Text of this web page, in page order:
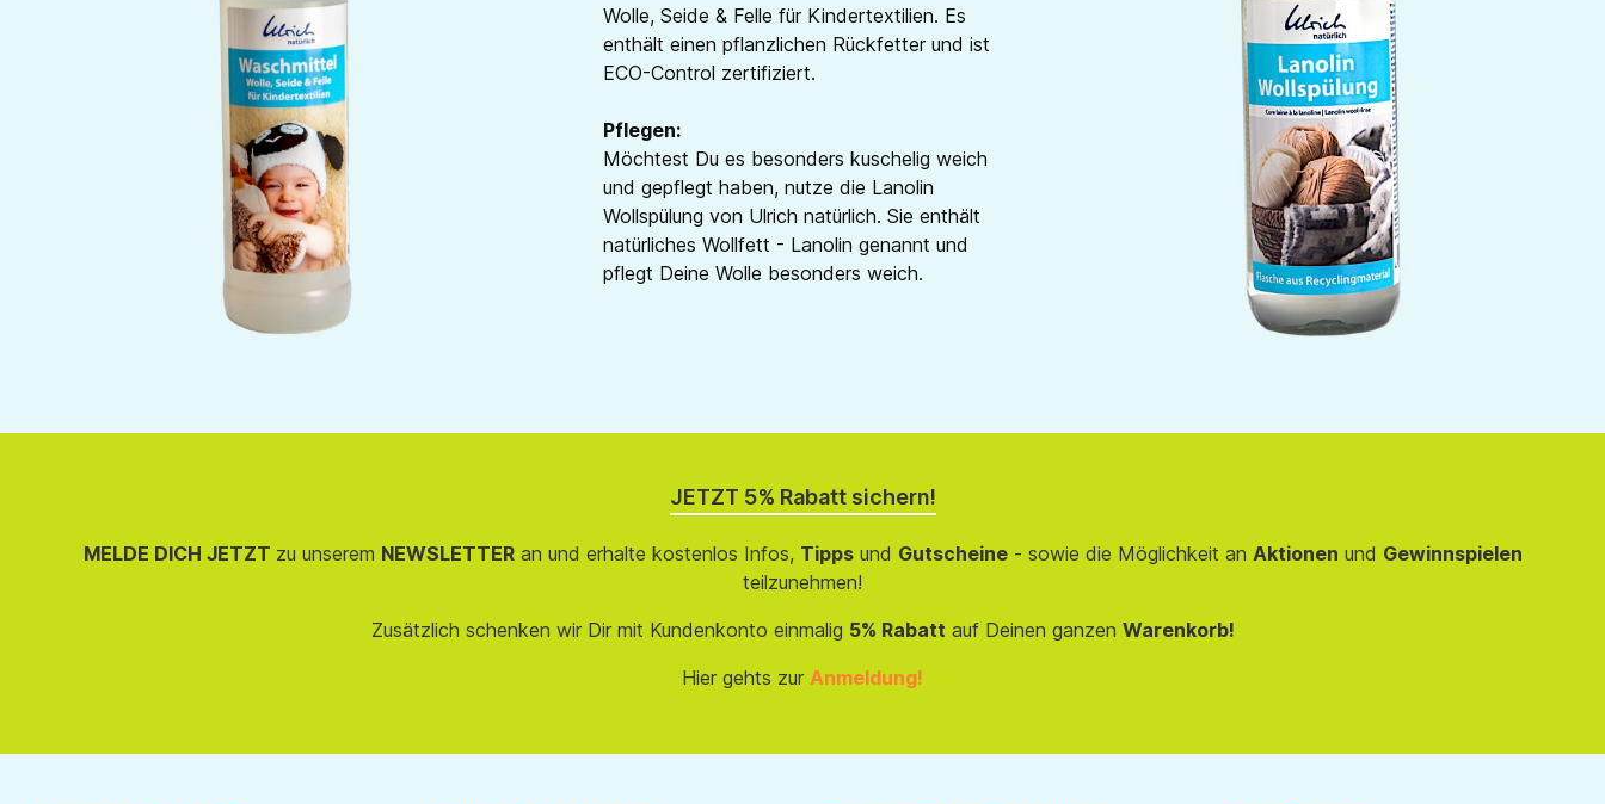
Wolle, Seide & Felle für Kindertextilien. Es
enthält einen pflanzlichen Rückfetter und ist
ECO-Control zertifiziert.
Pflegen:
Möchtest Du es besonders kuschelig weich
und gepflegt haben, nutze die Lanolin
Wollspülung von Ulrich natürlich. Sie enthält
natürliches Wollfett - Lanolin genannt und
pflegt Deine Wolle besonders weich.
JETZT 5% Rabatt sichern!
MELDE DICH JETZT zu unserem NEWSLETTERan und erhalte kostenlos Infos, Tippsund Gutscheine- sowie die Möglichkeit an Aktionen und Gewinnspielen
teilzunehmen!
Zusätzlich schenken wir Dir mit Kundenkonto einmalig 5% Rabatt auf Deinen ganzen Warenkorb!
Hier gehts zur Anmeldung!